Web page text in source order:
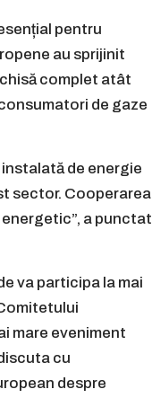
pentru
au sprijinit
complet atât
de gaze
de energie
sector. Cooperarea
a punctat
va participa la mai
mare eveniment
cu
despre